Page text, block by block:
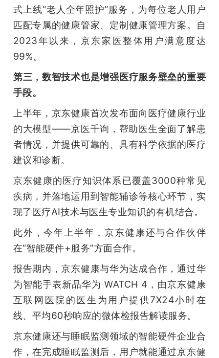
式上线“老人全年照护”服务，为每位老人用户
匹配专属的健康管家、定制健康管理方案。自
2023年以来，京东家医整体用户满意度达
99%。
第三，数智技术也是增强医疗服务壁垒的重要
手段。
上半年，京东健康首次发布面向医疗健康行业
的大模型——京医千询，帮助医生全面了解患
者情况，并提供可靠的、具有科学依据的医疗
建议和诊断。
京东健康的医疗知识体系已覆盖3000种常见
疾病，并落地运用到智能辅诊等核心环节，实
现了医疗AI技术与医生专业知识的有机结合。
此外，今年上半年，京东健康还与合作伙伴
在“智能硬件+服务”方面合作。
报告期内，京东健康与华为达成合作，通过华
为智能手表新品华为 WATCH 4，由京东健康
互联网医院的医生为用户提供7X24小时在
线、平均60秒响应的微体检报告解读服务。
京东健康还与睡眠监测领域的智能硬件企业合
作，在完成睡眠监测后，用户就能通过京东健